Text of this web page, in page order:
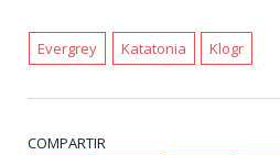
Evergrey Katatonia Klogr
COMPARTIR